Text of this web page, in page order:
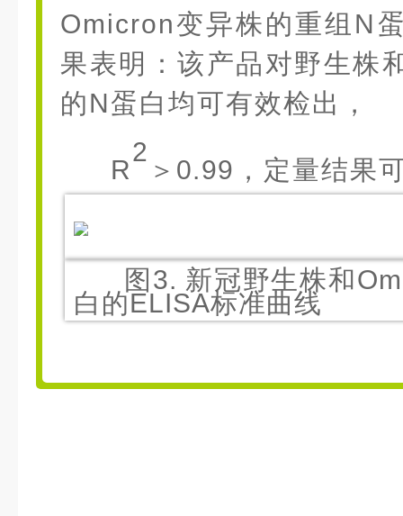
Omicron变异株的重组N
果表明：该产品对野生株
的N蛋白均可有效检出，
R
2
＞ 0.99 ，定量结果
图3. 新冠野生株和
白的ELISA标准曲线